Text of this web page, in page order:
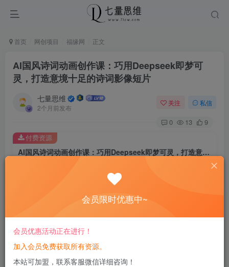
首页 网创项目 福缘网 正文
AI国风诗词动画创作课：巧用Deepseek即梦可
灵，打造意境十足的诗词影像短片
七量思维
2个月前发布
关注 私信
0 13 9
AI国风诗词动画创作课：巧用Deepseek即梦可灵，打造意境十足的诗词影像短片
8.8
免费
您当前未登录！建议登陆后购买，可保存购买订单
付费资源
会员限时优惠中~
会员优惠活动正在进行！
加入会员免费获取所有资源。
本站可加盟，联系客服微信详细咨询！